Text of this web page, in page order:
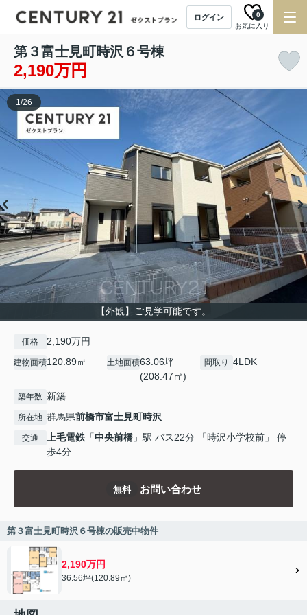
ログイン
お気に入り
0
第３富士見町時沢６号棟
2,190万円
【外観】ご見学可能です。
1/26
価格 2,190万円
建物面積120.89㎡ 土地面積63.06坪
(208.47㎡)
間取り 4LDK
築年数 新築
所在地 群馬県前橋市富士見町時沢
交通 上毛電鉄 「中央前橋 」駅 バス22分 「時沢小学校前」 停
歩4分
無料 お問い合わせ
第３富士見町時沢６号棟の販売中物件
2,190万円
36.56坪(120.89㎡)